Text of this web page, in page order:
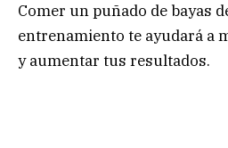
Comer un puñado de bayas
entrenamiento te ayudará a
y aumentar tus resultados.